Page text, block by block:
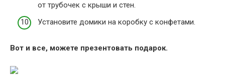
от трубочек с крыши и стен.
Установите домики на коробку с конфетами.
Вот и все, можете презентовать подарок.